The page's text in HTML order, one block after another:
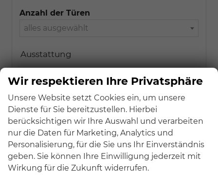
Anzahl der Türen
alles ausgewählt
Ausstattung
alles ausgewählt
Einparkhilfe
alles ausgewählt
Navigationssystem(2)
Bluetooth(2)
Wir respektieren Ihre Privatsphäre
Unsere Website setzt Cookies ein, um unsere
Dienste für Sie bereitzustellen. Hierbei
berücksichtigen wir Ihre Auswahl und verarbeiten
nur die Daten für Marketing, Analytics und
Personalisierung, für die Sie uns Ihr Einverständnis
geben. Sie können Ihre Einwilligung jederzeit mit
Wirkung für die Zukunft widerrufen.